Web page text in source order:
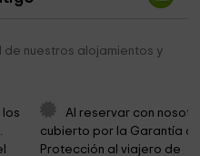
3,8 km
de nuestros alojamientos y
los
Al reservar con
cubierto por la Garantía
Protección al viajero de